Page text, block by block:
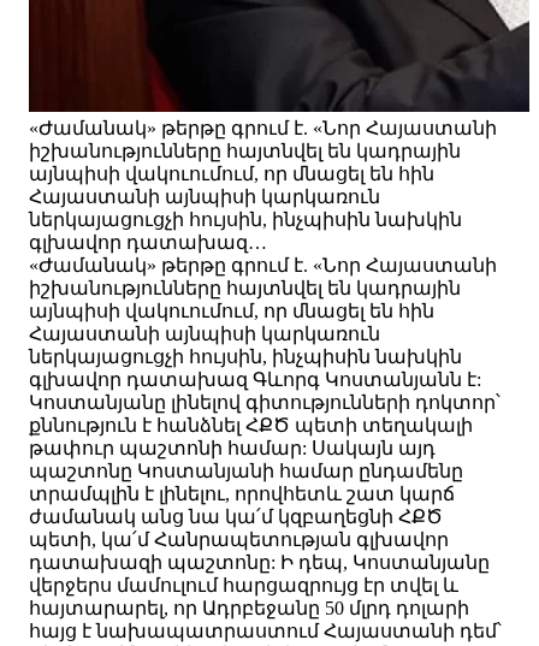
«Ժամանակ» թերթը գրում է. «Նոր Հայաստանի
իշխանությունները հայտնվել են կադրային
այնպիսի վակուումում, որ մնացել են հին
Հայաստանի այնպիսի կարկառուն
ներկայացուցչի հույսին, ինչպիսին նախկին
գլխավոր դատախազ…
«Ժամանակ» թերթը գրում է. «Նոր Հայաստանի
իշխանությունները հայտնվել են կադրային
այնպիսի վակուումում, որ մնացել են հին
Հայաստանի այնպիսի կարկառուն
ներկայացուցչի հույսին, ինչպիսին նախկին
գլխավոր դատախազ Գևորգ Կոստանյանն է:
Կոստանյանը լինելով գիտությունների դոկտոր՝
քննություն է հանձնել ՀՔԾ պետի տեղակալի
թափուր պաշտոնի համար: Սակայն այդ
պաշտոնը Կոստանյանի համար ընդամենը
տրամպլին է լինելու, որովհետև շատ կարճ
ժամանակ անց նա կա՛մ կզբաղեցնի ՀՔԾ
պետի, կա՛մ Հանրապետության գլխավոր
դատախազի պաշտոնը: Ի դեպ, Կոստանյանը
վերջերս մամուլում հարցազրույց էր տվել և
հայտարարել, որ Ադրբեջանը 50 մլրդ դոլարի
հայց է նախապատրաստում Հայաստանի դեմ՝